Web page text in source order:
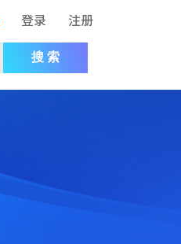
登录 注册
搜 索